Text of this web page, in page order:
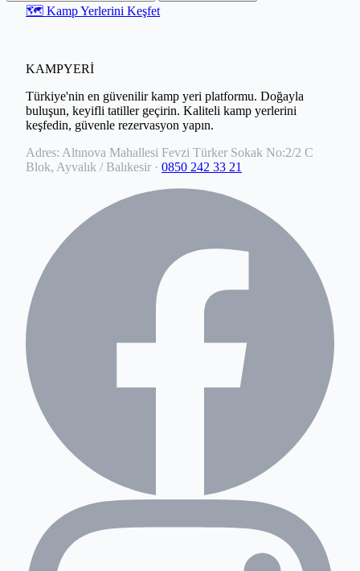
🗺️ Kamp Yerlerini Keşfet
KAMPYERİ
Türkiye'nin en güvenilir kamp yeri platformu. Doğayla
buluşun, keyifli tatiller geçirin. Kaliteli kamp yerlerini
keşfedin, güvenle rezervasyon yapın.
Adres: Altınova Mahallesi Fevzi Türker Sokak No:2/2 C
Blok, Ayvalık / Balıkesir · 0850 242 33 21